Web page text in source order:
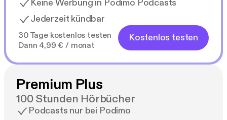
Keine Werbung in Podimo Podcasts
Jederzeit kündbar
30 Tage kostenlos testen
Dann 4,99 € / monat
Kostenlos testen
Premium Plus
100 Stunden Hörbücher
Podcasts nur bei Podimo